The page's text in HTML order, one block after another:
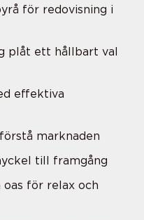
för redovisning i
plåt ett hållbart val
effektiva
marknaden
till framgång
för relax och